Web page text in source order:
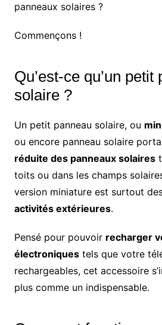
panneaux solaires ?
Commençons !
Qu’est-ce qu’un petit
solaire ?
Un petit panneau solaire, ou
ou encore panneau solaire
réduite des panneaux solaires
toits ou dans les champs
version miniature est surtout
activités extérieures.
Pensé pour pouvoir recharger
électroniquestels que votre
rechargeables, cet accessoire
plus comme un indispensable.